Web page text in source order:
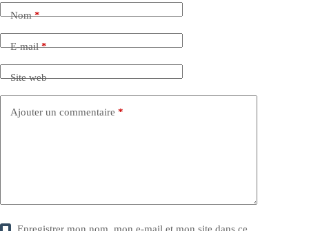
Nom*
E-mail*
Site web
Ajouter un commentaire *